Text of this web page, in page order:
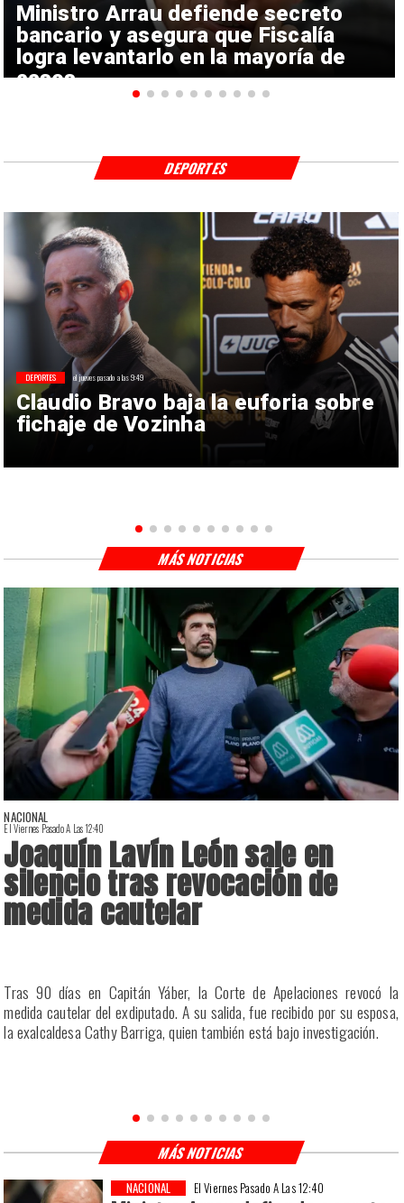
Ministro Arrau defiende secreto
bancario y asegura que Fiscalía
logra levantarlo en la mayoría de
casos
Claudio Bravo baja la euforia sobre
fichaje de Vozinha
DEPORTES el jueves pasado a las 9:49
DEPORTES
NACIONAL
El Viernes Pasado A Las 12:40
Joaquín Lavín León sale en
silencio tras revocación de
medida cautelar
Tras 90 días en Capitán Yáber, la Corte de Apelaciones revocó la
medida cautelar del exdiputado. A su salida, fue recibido por su esposa,
la exalcaldesa Cathy Barriga, quien también está bajo investigación.
MÁS NOTICIAS
El Viernes Pasado A Las 12:40
NACIONAL
MÁS NOTICIAS